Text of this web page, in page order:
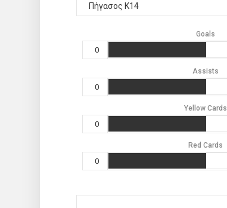
Πήγασος Κ14
Goals
0
Assists
0
Yellow Cards
0
Red Cards
0